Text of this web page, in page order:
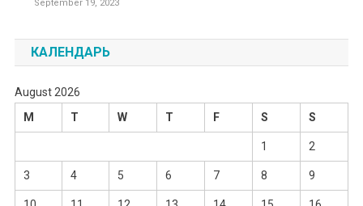
September 19, 2023
КАЛЕНДАРЬ
August 2026
M
T W T F S S
1 2
3 4 5 6 7 8 9